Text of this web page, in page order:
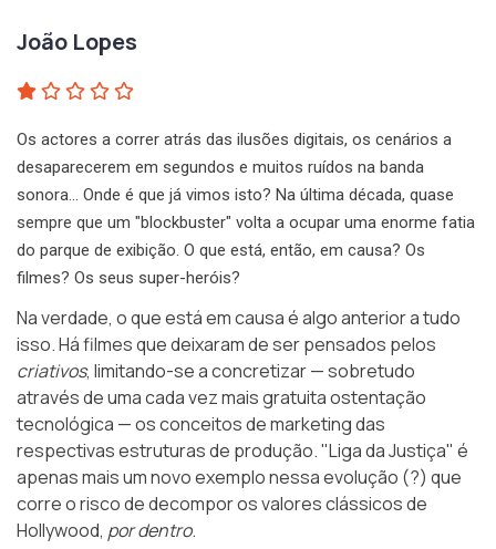
João Lopes
Os actores a correr atrás das ilusões digitais, os cenários a
desaparecerem em segundos e muitos ruídos na banda
sonora… Onde é que já vimos isto? Na última década, quase
sempre que um "blockbuster" volta a ocupar uma enorme fatia
do parque de exibição. O que está, então, em causa? Os
filmes? Os seus super-heróis?
Na verdade, o que está em causa é algo anterior a tudo
isso. Há filmes que deixaram de ser pensados pelos
criativos, limitando-se a concretizar — sobretudo
através de uma cada vez mais gratuita ostentação
tecnológica — os conceitos de marketing das
respectivas estruturas de produção."Liga da Justiça" é
apenas mais um novo exemplo nessa evolução (?) que
corre o risco de decompor os valores clássicos de
Hollywood, por dentro.